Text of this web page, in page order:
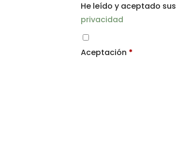
He leído y aceptado sus
privacidad
Aceptación *